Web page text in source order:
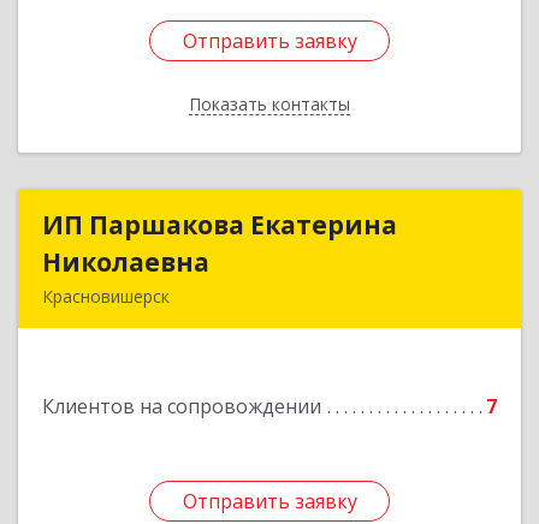
Отправить заявку
Показать контакты
Отправить заявку
Назад
ИП Паршакова Екатерина
Николаевна
Красновишерск
Клиентов на сопровождении 7
Отправить заявку
ИП Паршакова Екатерина
Подробнее
Отправить заявку